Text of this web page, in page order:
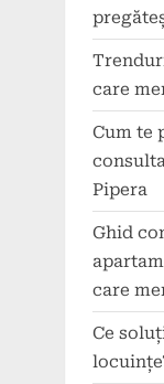
care
Cum te
Pipera
Ghid
care
Ce